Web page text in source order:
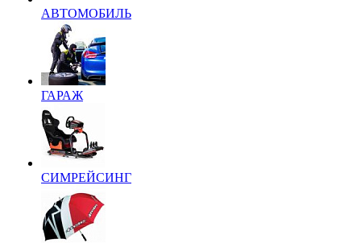
АВТОМОБИЛЬ
ГАРАЖ
СИМРЕЙСИНГ